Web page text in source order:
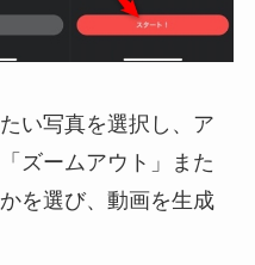
い写真を選択し、ア
ズームアウト」また
を選び、動画を生成